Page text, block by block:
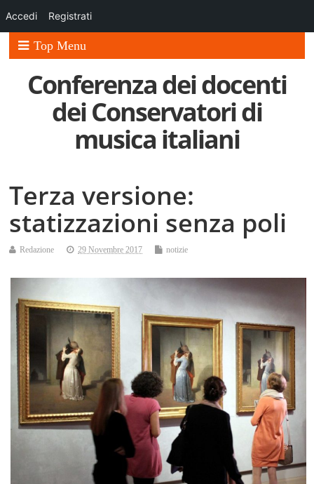
Top Menu
Conferenza dei docenti
dei Conservatori di
musica italiani
Terza versione:
statizzazioni senza poli
Redazione 29 Novembre 2017 notizie
Accedi Registrati